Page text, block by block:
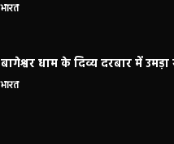
भारत
बागेश्वर धाम के दिव्य दरबार में
भारत